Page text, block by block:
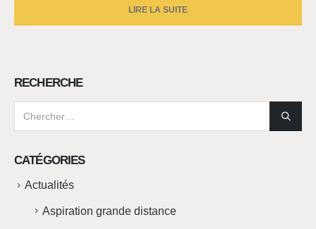
LIRE LA SUITE
RECHERCHE
CATÉGORIES
Actualités
Aspiration grande distance